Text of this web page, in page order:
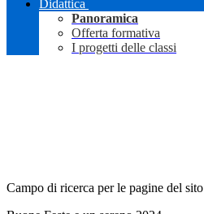
Didattica
Panoramica
Offerta formativa
I progetti delle classi
Campo di ricerca per le pagine del sito